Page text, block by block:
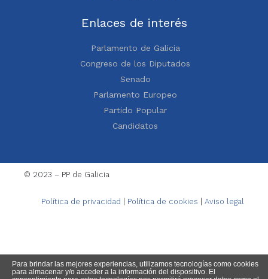
Enlaces de interés
Parlamento de Galicia
Congreso de los Diputados
Senado
Parlamento Europeo
Partido Popular
Candidatos
© 2023 – PP de Galicia
Política de privacidad | Política de cookies | Aviso legal
Para brindar las mejores experiencias, utilizamos tecnologías como cookies
para almacenar y/o acceder a la información del dispositivo. El